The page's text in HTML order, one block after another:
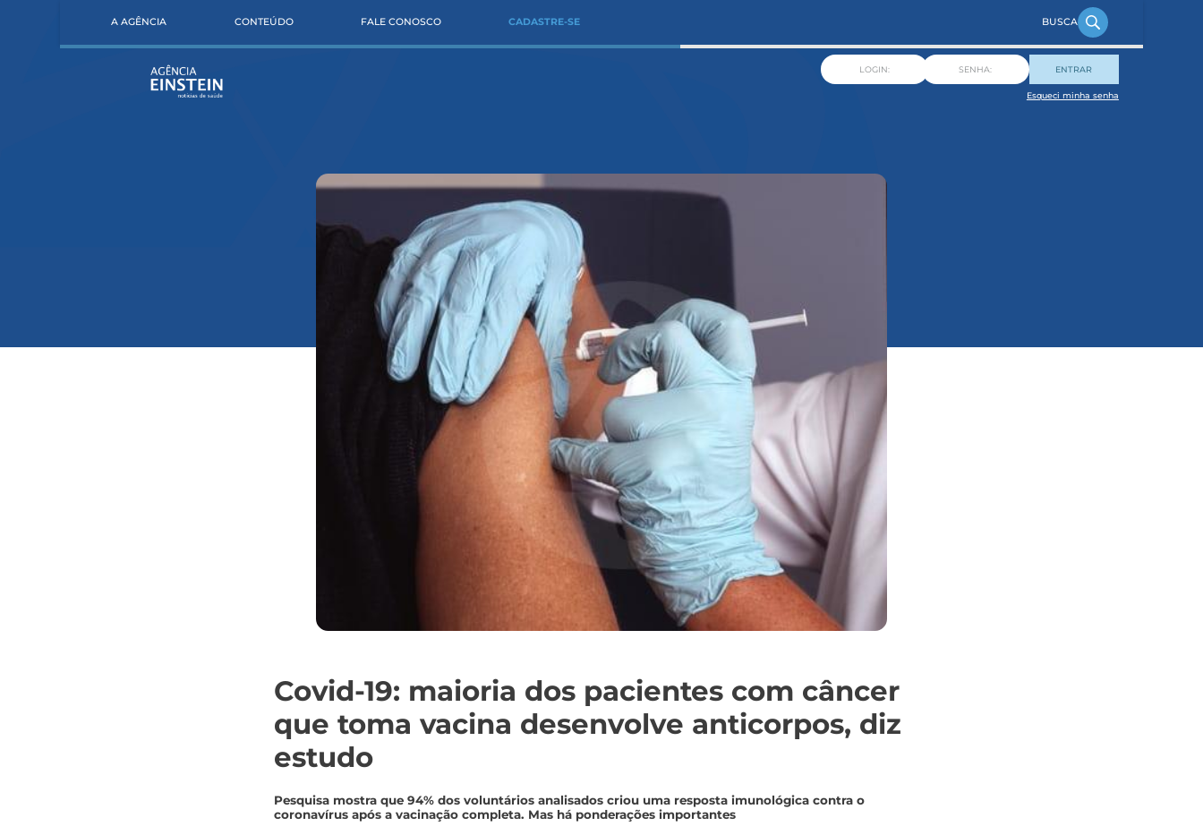
A AGÊNCIA CONTEÚDO FALE CONOSCO CADASTRE-SE
ENTRAR
Esqueci minha senha
Covid-19: maioria dos pacientes com câncer
que toma vacina desenvolve anticorpos, diz
estudo
Pesquisa mostra que 94% dos voluntários analisados criou uma resposta imunológica contra o
coronavírus após a vacinação completa. Mas há ponderações importantes